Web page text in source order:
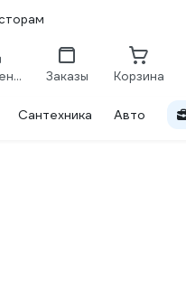
Сравнение Заказы Корзина
Сантехника Авто